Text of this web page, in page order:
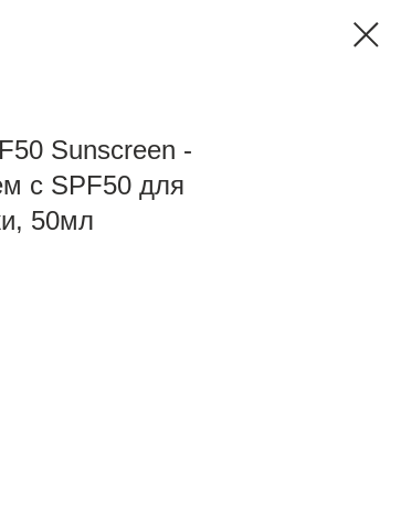
Sunscreen -
с SPF50 для
50мл